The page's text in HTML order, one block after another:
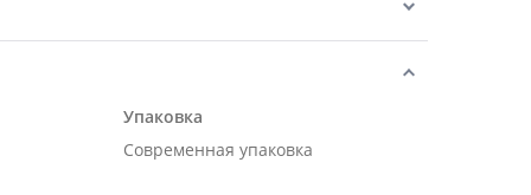
Упаковка
Современная упаковка